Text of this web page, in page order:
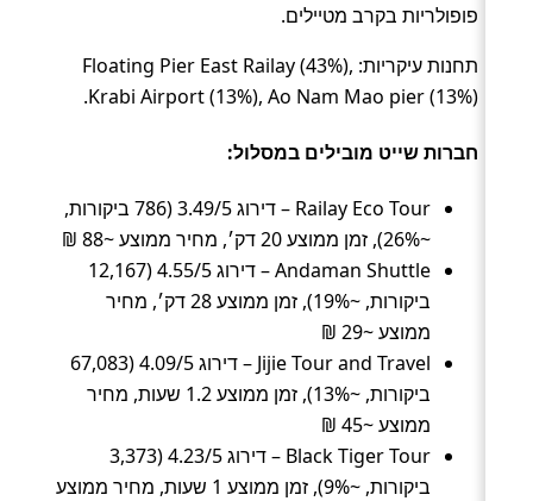
פופולריות בקרב מטיילים.
תחנות עיקריות: Floating Pier East Railay (43%),
Krabi Airport (13%), Ao Nam Mao pier (13%).
חברות שייט מובילים במסלול:
Railay Eco Tour – דירוג 3.49/5 (786 ביקורות,
~26%), זמן ממוצע 20 דק׳, מחיר ממוצע ~88 ₪
Andaman Shuttle – דירוג 4.55/5 (12,167
ביקורות, ~19%), זמן ממוצע 28 דק׳, מחיר
ממוצע ~29 ₪
Jijie Tour and Travel – דירוג 4.09/5 (67,083
ביקורות, ~13%), זמן ממוצע 1.2 שעות, מחיר
ממוצע ~45 ₪
Black Tiger Tour – דירוג 4.23/5 (3,373
ביקורות, ~9%), זמן ממוצע 1 שעות, מחיר ממוצע